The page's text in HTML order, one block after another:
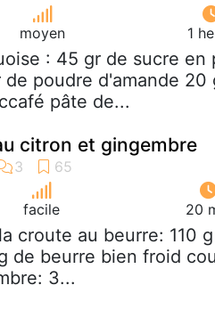
moyen 1
: 45 gr de sucre en
de poudre d'amande
pâte de...
citron et gingembre
facile 20
croute au beurre: 110
de beurre bien froid
3...